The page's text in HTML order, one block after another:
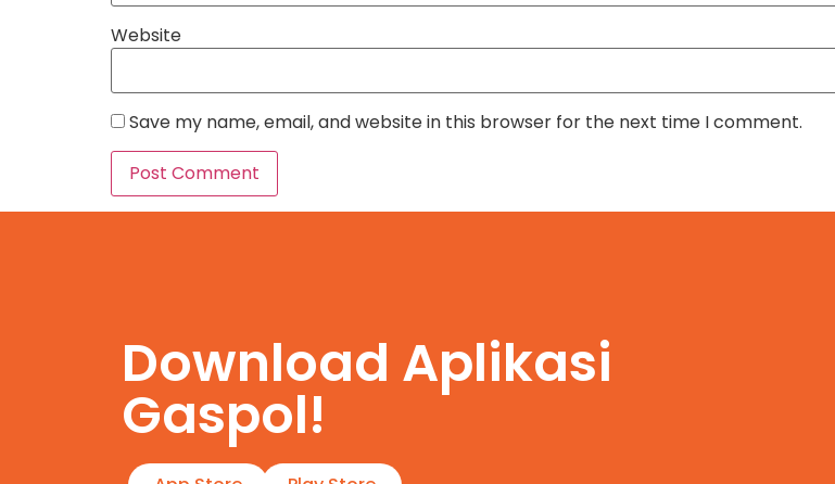
Website
Save my name, email, and website in this browser for the next time I comment.
Download Aplikasi
Gaspol!